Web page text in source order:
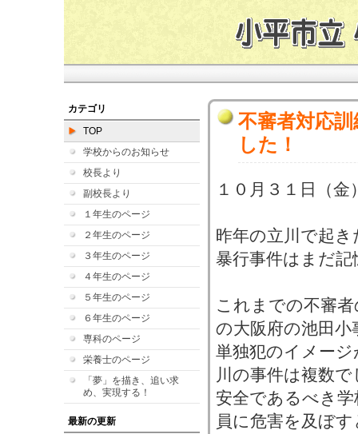
カテゴリ
TOP
学校からのお知らせ
校長より
副校長より
１年生のページ
２年生のページ
３年生のページ
４年生のページ
５年生のページ
６年生のページ
専科のページ
栄養士のページ
「夢」を描き、追い求
め、実現する！
最新の更新
不審者対応
した！
１０月３１日（金
昨年の立川で起
暴行事件はまだ
これまでの不審
の大阪府の池田小
単独犯のイメー
川の事件は複数で
安全であるべき
員に危害を及ぼ